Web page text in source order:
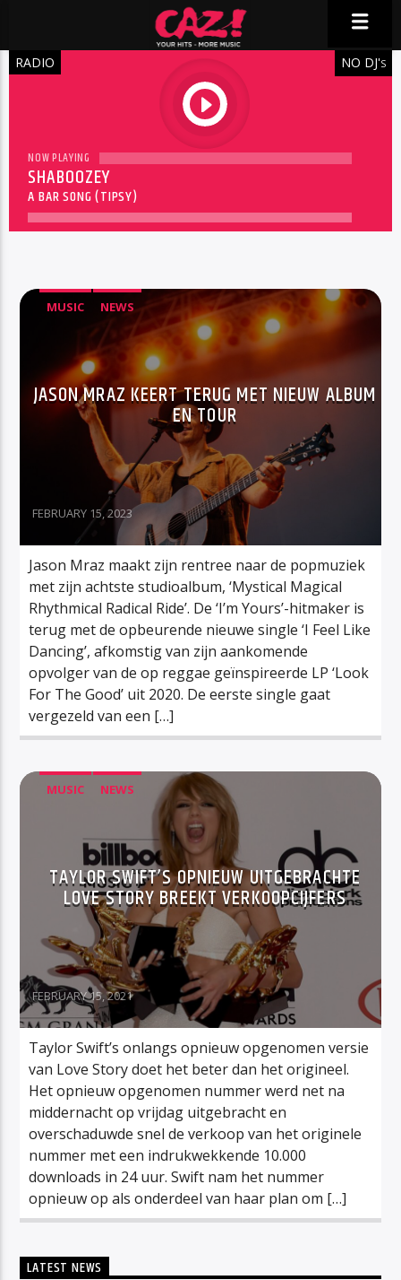
RADIO
play
NO DJ'S
NOW PLAYING
SHABOOZEY
A BAR SONG (TIPSY)
MUSIC NEWS
JASON MRAZ KEERT TERUG MET NIEUW ALBUM
EN TOUR
FEBRUARY 15, 2023
Jason Mraz maakt zijn rentree naar de popmuziek
met zijn achtste studioalbum, ‘Mystical Magical
Rhythmical Radical Ride’. De ‘I’m Yours’-hitmaker is
terug met de opbeurende nieuwe single ‘I Feel Like
Dancing’, afkomstig van zijn aankomende
opvolger van de op reggae geïnspireerde LP ‘Look
For The Good’ uit 2020. De eerste single gaat
vergezeld van een […]
MUSIC NEWS
TAYLOR SWIFT’S OPNIEUW UITGEBRACHTE
LOVE STORY BREEKT VERKOOPCIJFERS
FEBRUARY 15, 2021
Taylor Swift’s onlangs opnieuw opgenomen versie
van Love Story doet het beter dan het origineel.
Het opnieuw opgenomen nummer werd net na
middernacht op vrijdag uitgebracht en
overschaduwde snel de verkoop van het originele
nummer met een indrukwekkende 10.000
downloads in 24 uur. Swift nam het nummer
opnieuw op als onderdeel van haar plan om […]
LATEST NEWS